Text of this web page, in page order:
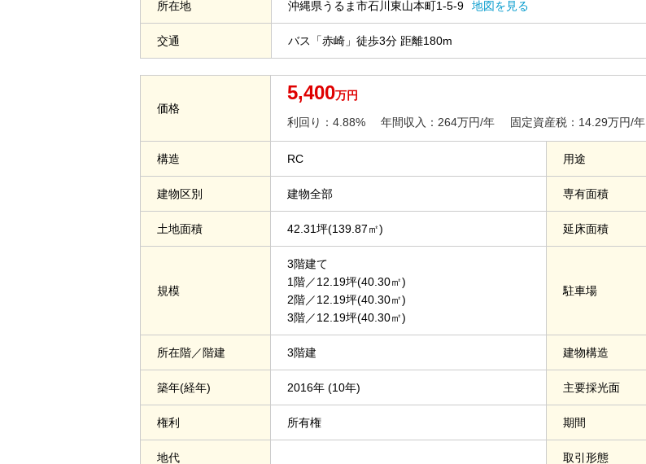
所在地 沖縄県うるま市石川東山本町1-5-9 地図を見る
交通 バス「赤崎」徒歩3分 距離180m
価格
5,400万円
利回り：4.88% 年間収入：264万円/年 固定資産税：14.29万円/年
構造 RC 用途
建物区別 建物全部 専有面積
土地面積 42.31坪(139.87㎡) 延床面積
規模
3階建て
1階／12.19坪(40.30㎡)
2階／12.19坪(40.30㎡)
3階／12.19坪(40.30㎡)
駐車場
所在階／階建 3階建 建物構造
築年(経年) 2016年 (10年) 主要採光面
権利 所有権 期間
地代 取引形態